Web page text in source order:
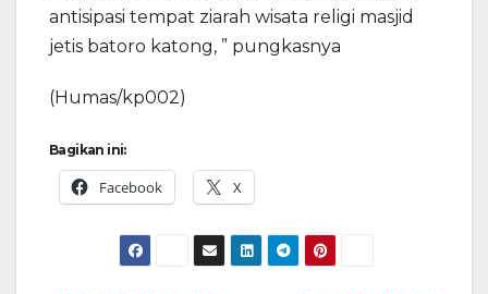
antisipasi tempat ziarah wisata religi masjid
jetis batoro katong, ” pungkasnya
(Humas/kp002)
Bagikan ini:
Facebook X